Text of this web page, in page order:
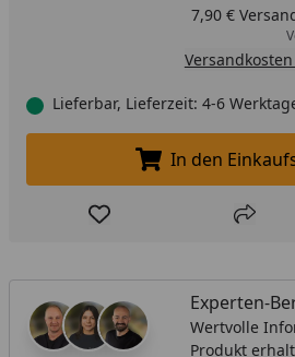
7,90 €
Lieferbar, Lieferzeit: 4-6
In
In den
Produkt zur Teilen
Experten-
Wertvolle
Produkt